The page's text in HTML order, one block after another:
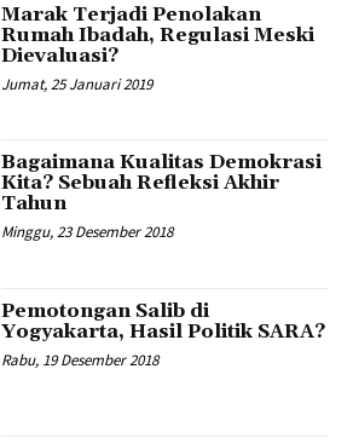
Marak Terjadi Penolakan
Rumah Ibadah, Regulasi Meski
Dievaluasi?
Jumat, 25 Januari 2019
Bagaimana Kualitas Demokrasi
Kita? Sebuah Refleksi Akhir
Tahun
Minggu, 23 Desember 2018
Pemotongan Salib di
Yogyakarta, Hasil Politik SARA?
Rabu, 19 Desember 2018